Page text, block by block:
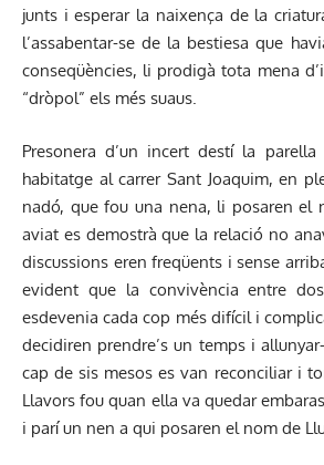
junts i esperar la naixença de la
l’assabentar-se de la bestiesa que
conseqüències, li prodigà tota mena
“dròpol” els més suaus.
Presonera d’un incert destí la
habitatge al carrer Sant Joaquim, en
nadó, que fou una nena, li posaren el
aviat es demostrà que la relació no
discussions eren freqüents i sense
evident que la convivència entre
esdevenia cada cop més difícil i
decidiren prendre’s un temps i
cap de sis mesos es van reconciliar i
Llavors fou quan ella va quedar
i parí un nen a qui posaren el nom de